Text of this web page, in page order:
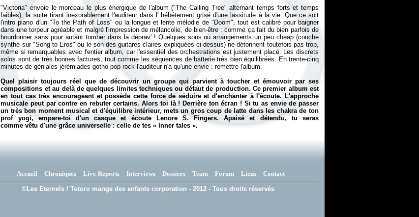
"Victoria" envoie le morceau le plus énergique de l'album ("The Calling Tree" alternant temps forts et temps
faibles), la suite tirant inexorablement l'auditeur dans l' hébétement grisé d'une lassitude à la vie. Que ce soit
l'intro piano d'un "To the Path of Loss" ou la longue et lente mélodie de "Doom", tout est calibré pour baigner
dans une torpeur agréable et malgré l'impression de mélancolie, de bien-être : comme ça fait du bien parfois de
bourdonner sans pour autant tomber dans la déprav' ! Quelques sons ou arrangements un peu cheap (couche
synthé sur "Song to Eros" ou le son des guitares claires expliquées ci dessus) ne détonnent toutefois pas trop,
même si remarquables avec l'entier album, car l'essentiel des orchestrations est justement placé. Les discrets
solos sont de très bonnes factures, tout comme les séquences de batterie très bien équilibrées. En trente-cinq
minutes de géniales jérémiades gotho-pop-rock l'auditeur n'a qu'une envie : remettre l'album.
Quel plaisir toujours réel que de découvrir un groupe qui parvient à toucher et émouvoir par ses
compositions et au delà de quelques limites techniques ou défaut de production. Ce premier album est
en tout cas très encourageant et possède cette force de séduire et d'enchanter à l'écoute. L'approche
musicale peut par contre en rebuter certains. Alors toi là ! Derrière ton écran ! Si tu as envie de passer
un très bon moment musical et d'équilibre intérieur, mets un gros coup de latte dans les chakra de ton
prof yogi, empare-toi d'un casque et écoute Lenore S. Fingers. Apaisé et détendu, tu seras
comme vêtu d'une grâce universelle : celle de tes « Inner tales».
Accueil Chroniques Live-Reports Interviews Dossiers Team Forum Liens Contact
©Les Eternels / Totoro mange des enfants corporation - 2012 - Tous droits réservés